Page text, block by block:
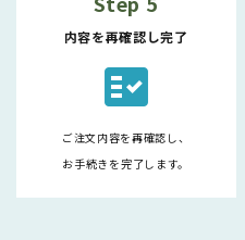
内容を再確認し完了
fact_check
ご注文内容を再確認し、
お手続きを完了します。